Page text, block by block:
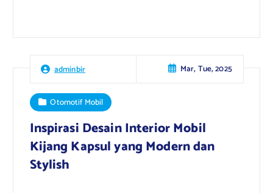
adminbir Mar, Tue, 2025
Otomotif Mobil
Inspirasi Desain Interior Mobil
Kijang Kapsul yang Modern dan
Stylish